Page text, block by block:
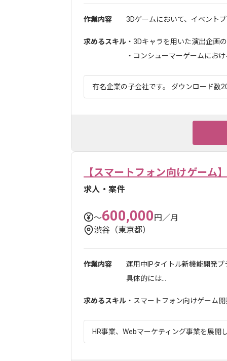
作業内容 3Dゲームにおいて、イベント
求めるスキル ・3Dキャラを用いた演出企画
・コンシューマーゲームにお
有名企業の子会社です。 ダウンロード数
【スマートフォン向けゲーム
求人・案件
〜600,000円／月
渋谷（東京都）
作業内容
運用中IPタイトル新機能開発
具体的には...
求めるスキル ・スマートフォン向けゲーム
HR事業、Webマーケティング事業を展開